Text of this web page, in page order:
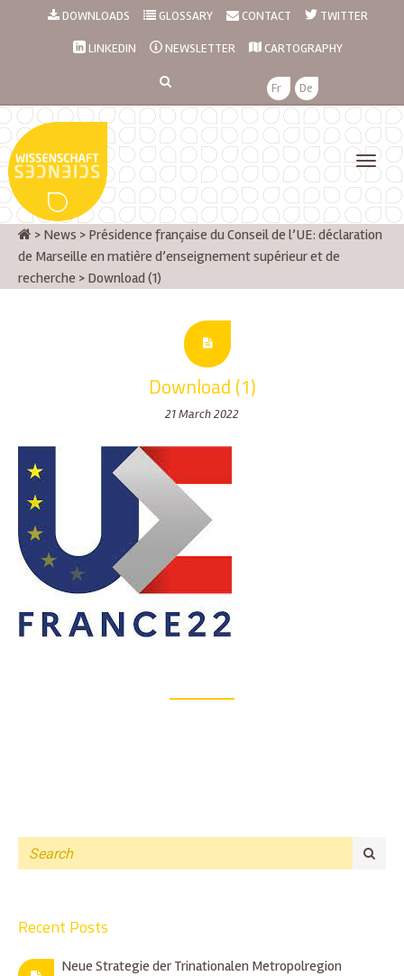
DOWNLOADS GLOSSARY CONTACT TWITTER
LINKEDIN NEWSLETTER CARTOGRAPHY
Fr De
> News > Présidence française du Conseil de l’UE: déclaration
de Marseille en matière d’enseignement supérieur et de
recherche > Download (1)
Download (1)
21 March 2022
Recent Posts
Neue Strategie der Trinationalen Metropolregion